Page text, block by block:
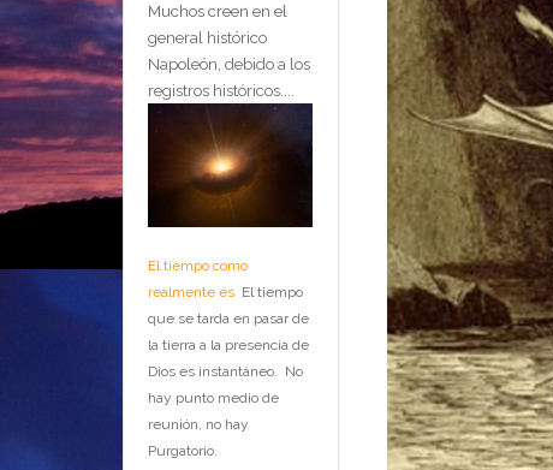
Muchos creen en el
general histórico
Napoleón, debido a los
registros históricos....
El tiempo como
realmente es El tiempo
que se tarda en pasar de
la tierra a la presencia de
Dios es instantáneo. No
hay punto medio de
reunión, no hay
Purgatorio.